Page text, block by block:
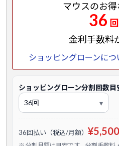
マウスのお
36
金利手数料
ショッピングローンに
ショッピングローン分割回数
36回払い（税込/月額） ¥5,500